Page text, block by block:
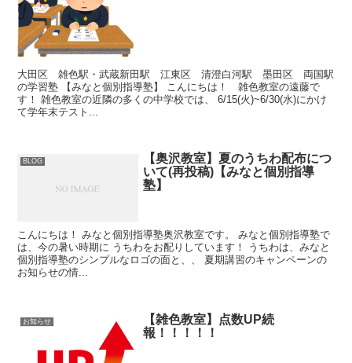
大田区 雑色駅・武蔵新田駅 江東区 清澄白河駅 墨田区 両国駅
の学習塾 【みなと個別指導塾】 こんにちは！ 雑色教室の遠藤で
す！ 雑色教室の近隣の多くの中学校では、 6/15(火)~6/30(水)にかけ
て学年末テスト...
BLOG
【奥沢教室】夏のうちわ配布につ
いて(再投稿)【みなと個別指導
塾】
こんにちは！ みなと個別指導塾奥沢教室です。 みなと個別指導塾で
は、今の暑い時期に うちわをお配りしています！ うちわは、みなと
個別指導塾のシンプルなロゴの面と、、 夏期講習のキャンペーンの
お知らせの情...
お知らせ
【雑色教室】点数UP続
報！！！！！